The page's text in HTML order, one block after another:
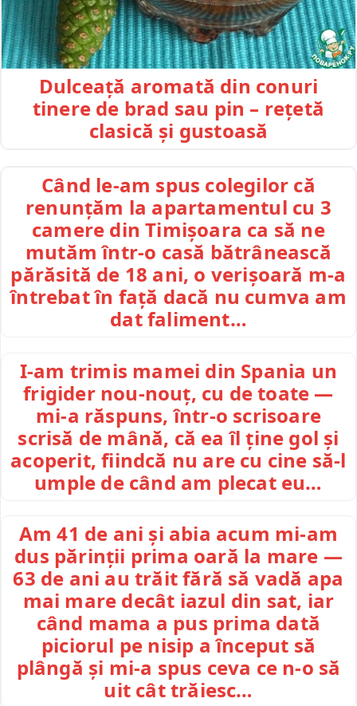
Dulceață aromată din conuri
tinere de brad sau pin – rețetă
clasică și gustoasă
Când le-am spus colegilor că
renunțăm la apartamentul cu 3
camere din Timișoara ca să ne
mutăm într-o casă bătrânească
părăsită de 18 ani, o verișoară m-a
întrebat în față dacă nu cumva am
dat faliment…
I-am trimis mamei din Spania un
frigider nou-nouț, cu de toate —
mi-a răspuns, într-o scrisoare
scrisă de mână, că ea îl ține gol și
acoperit, fiindcă nu are cu cine să-l
umple de când am plecat eu…
Am 41 de ani și abia acum mi-am
dus părinții prima oară la mare —
63 de ani au trăit fără să vadă apa
mai mare decât iazul din sat, iar
când mama a pus prima dată
piciorul pe nisip a început să
plângă și mi-a spus ceva ce n-o să
uit cât trăiesc…